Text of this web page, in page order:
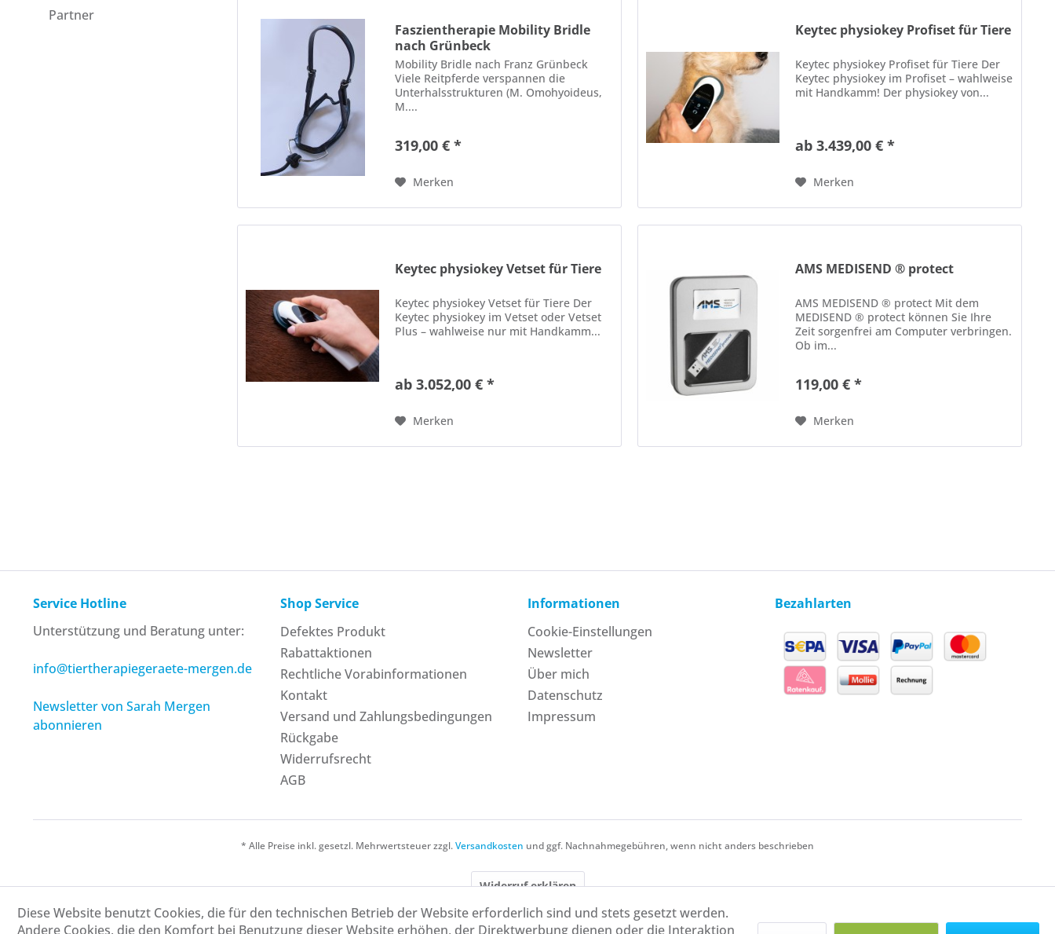
Partner
Faszientherapie Mobility Bridle
nach Grünbeck
Mobility Bridle nach Franz Grünbeck
Viele Reitpferde verspannen die
Unterhalsstrukturen (M. Omohyoideus,
M....
319,00 € *
Merken
Keytec physiokey Profiset für Tiere
Keytec physiokey Profiset für Tiere Der
Keytec physiokey im Profiset – wahlweise
mit Handkamm! Der physiokey von...
ab 3.439,00 € *
Merken
Keytec physiokey Vetset für Tiere
Keytec physiokey Vetset für Tiere Der
Keytec physiokey im Vetset oder Vetset
Plus – wahlweise nur mit Handkamm...
ab 3.052,00 € *
Merken
AMS MEDISEND ® protect
AMS MEDISEND ® protect Mit dem
MEDISEND ® protect können Sie Ihre
Zeit sorgenfrei am Computer verbringen.
Ob im...
119,00 € *
Merken
Service Hotline
Unterstützung und Beratung unter:
info@tiertherapiegeraete-mergen.de
Newsletter von Sarah Mergen
abonnieren
Shop Service
Defektes Produkt
Rabattaktionen
Rechtliche Vorabinformationen
Kontakt
Versand und Zahlungsbedingungen
Rückgabe
Widerrufsrecht
AGB
Informationen
Cookie-Einstellungen
Newsletter
Über mich
Datenschutz
Impressum
Bezahlarten
* Alle Preise inkl. gesetzl. Mehrwertsteuer zzgl.Versandkosten und ggf. Nachnahmegebühren, wenn nicht anders beschrieben
Widerruf erklären
Diese Website benutzt Cookies, die für den technischen Betrieb der Website erforderlich sind und stets gesetzt werden.
Andere Cookies, die den Komfort bei Benutzung dieser Website erhöhen, der Direktwerbung dienen oder die Interaktion